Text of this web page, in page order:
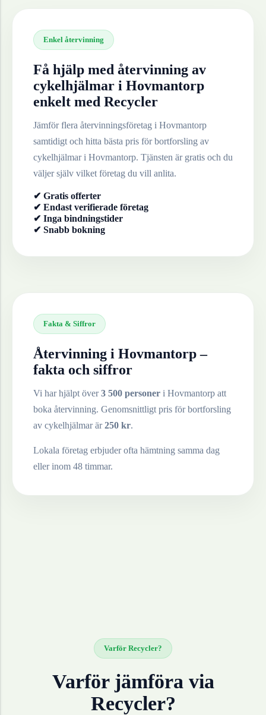
Enkel återvinning
Få hjälp med återvinning av
cykelhjälmar i Hovmantorp
enkelt med Recycler
Jämför flera återvinningsföretag i Hovmantorp
samtidigt och hitta bästa pris för bortforsling av
cykelhjälmari Hovmantorp. Tjänsten är gratis och du
väljer själv vilket företag du vill anlita.
✔ Gratis offerter
✔ Endast verifierade företag
✔ Inga bindningstider
✔ Snabb bokning
Fakta & Siffror
Återvinning i Hovmantorp–
fakta och siffror
Vi har hjälpt över3 500 personer i Hovmantorp att
boka återvinning. Genomsnittligt pris för bortforsling
av cykelhjälmarär250 kr.
Lokala företag erbjuder ofta hämtning samma dag
eller inom 48 timmar.
Varför Recycler?
Varför jämföra via
Recycler?